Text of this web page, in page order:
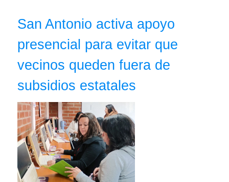
San Antonio activa apoyo
presencial para evitar que
vecinos queden fuera de
subsidios estatales